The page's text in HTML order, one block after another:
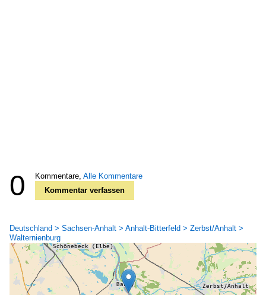
0 Kommentare, Alle Kommentare
Kommentar verfassen
Deutschland > Sachsen-Anhalt > Anhalt-Bitterfeld > Zerbst/Anhalt >
Walternienburg